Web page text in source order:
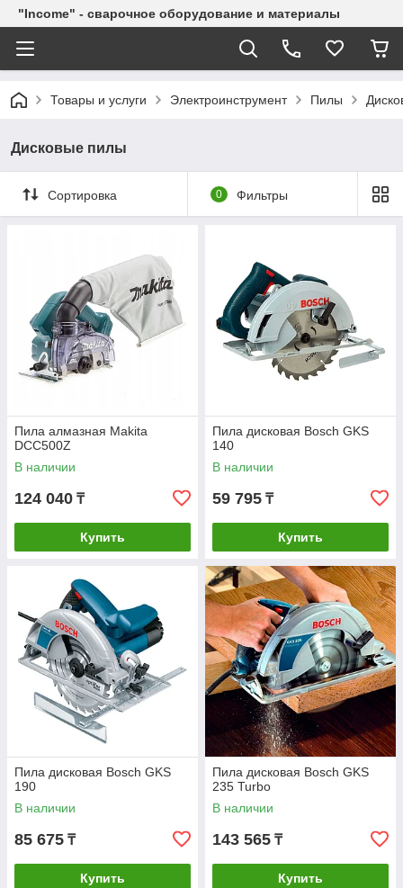
"Income" - сварочное оборудование и материалы
Товары и услуги Электроинструмент Пилы
Дисковые пилы
Сортировка 0 Фильтры
Пила алмазная Makita
DCC500Z
В наличии
124 040 ₸
Купить
Пила дисковая Bosch GKS
140
В наличии
59 795 ₸
Купить
Пила дисковая Bosch GKS
190
В наличии
85 675 ₸
Купить
Пила дисковая Bosch GKS
235 Turbo
В наличии
143 565 ₸
Купить